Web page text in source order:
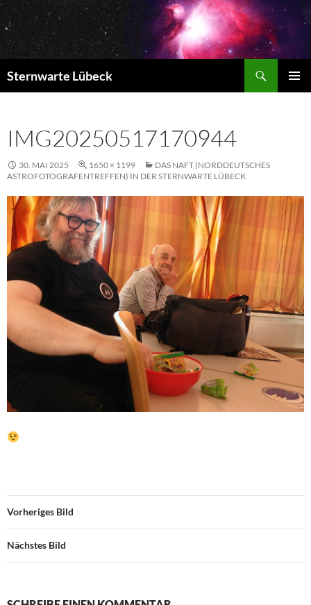
Zum
Inhalt
springen
Sternwarte Lübeck
IMG20250517170944
30. MAI 2025 1650 × 1199
DAS NAFT (NORDDEUTSCHES
ASTROFOTOGRAFENTREFFEN) IN DER STERNWARTE LÜBECK
Vorheriges Bild
Nächstes Bild